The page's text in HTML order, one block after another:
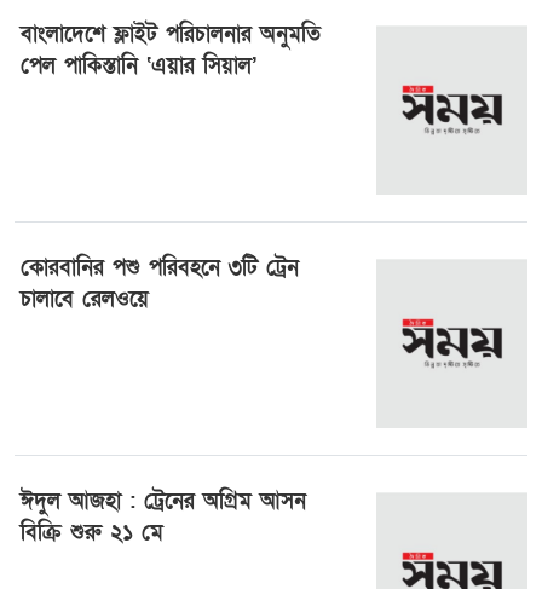
বাংলাদেশে ফ্লাইট পরিচালনার অনুমতি
পেল পাকিস্তানি ‘এয়ার সিয়াল’
কোরবানির পশু পরিবহনে ৩টি ট্রেন
চালাবে রেলওয়ে
ঈদুল আজহা : ট্রেনের অগ্রিম আসন
বিক্রি শুরু ২১ মে